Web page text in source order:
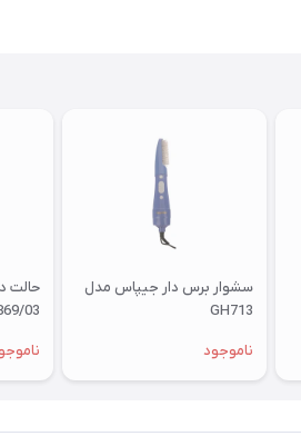
سشوار برس دار جیپاس مدل
GH713
ناموجود
حالت
03